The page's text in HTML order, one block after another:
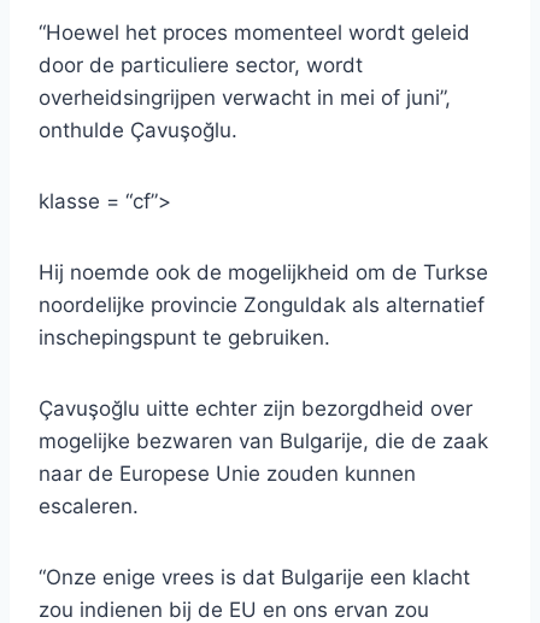
“Hoewel het proces momenteel wordt geleid
door de particuliere sector, wordt
overheidsingrijpen verwacht in mei of juni”,
onthulde Çavuşoğlu.
klasse = “cf”>
Hij noemde ook de mogelijkheid om de Turkse
noordelijke provincie Zonguldak als alternatief
inschepingspunt te gebruiken.
Çavuşoğlu uitte echter zijn bezorgdheid over
mogelijke bezwaren van Bulgarije, die de zaak
naar de Europese Unie zouden kunnen
escaleren.
“Onze enige vrees is dat Bulgarije een klacht
zou indienen bij de EU en ons ervan zou